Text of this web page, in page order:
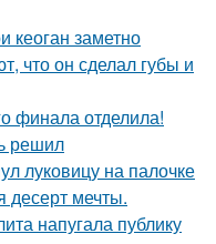
кеоган заметно
что он сделал губы и
финала отделила!
решил
луковицу на палочке
десерт мечты.
напугала публику